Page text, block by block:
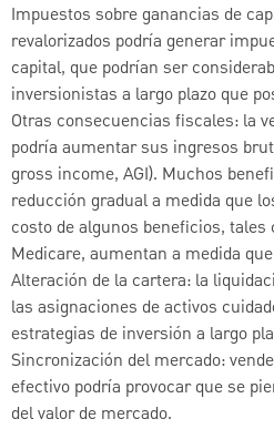
Impuestos sobre ganancias de
revalorizados podría generar
capital, que podrían ser
inversionistas a largo plazo que
Otras consecuencias fiscales: la
podría aumentar sus ingresos
gross income, AGI). Muchos
reducción gradual a medida que
costo de algunos beneficios,
Medicare, aumentan a medida
Alteración de la cartera: la
las asignaciones de activos
estrategias de inversión a largo
Sincronización del mercado:
efectivo podría provocar que se
del valor de mercado.